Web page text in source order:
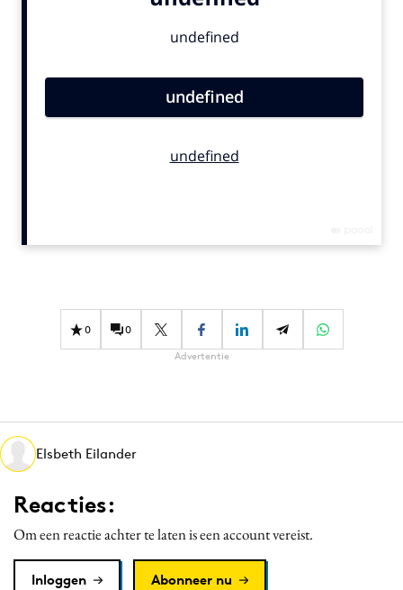
Gedragsverandering
Influencer marketing
Media
Merkstrategie
PR
Programmatic
Purpose Marketing
Reputatie & crisis
0 0
Advertentie
Elsbeth Eilander
Reacties:
Om een reactie achter te laten is een account vereist.
Inloggen Abonneer nu